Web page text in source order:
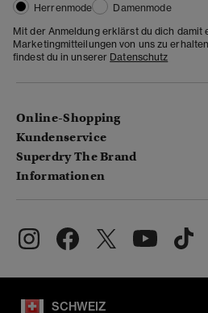
Herrenmode
Damenmode
Mit der Anmeldung erklärst du dich damit
Marketingmitteilungen von uns zu
findest du in unserer Datenschutz
Online-Shopping
Kundenservice
Superdry The Brand
Informationen
SCHWEIZ